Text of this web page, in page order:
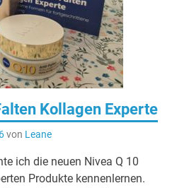
Kollagen Experte
von Leane
ich die neuen Nivea Q 10
Produkte kennenlernen.